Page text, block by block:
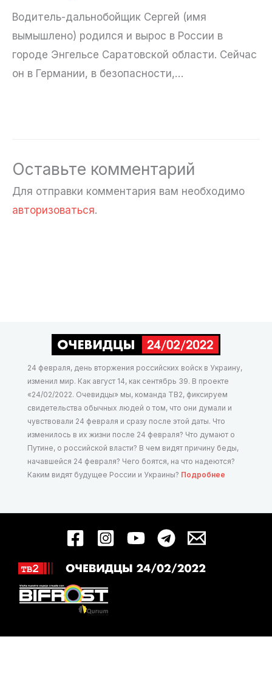
Водитель-дальнобойщик Сергей (имя
вымышлено) родился и вырос в России в
городе Энгельсе Саратовской области. Сейчас
он в Германии, в безопасности,…
Оставьте комментарий
Для отправки комментария вам необходимо
авторизоваться.
24 февраля, день вторжения российских войск в Украину,
изменил мир. Как август 14, как сентябрь 39. В проекте
«24/02/2022. Очевидцы» мы, команда ТВ2, фиксируем
свидетельства обычных людей о том, что они думали и
чувствовали 24 февраля и сразу после этой даты. Что
изменилось в их жизни после 24 февраля? Что думают о
Путине, о российской власти? В чем видят причину беды,
начавшейся 24 февраля? Чего боятся, на что надеются?
Каким видят будущее России и Украины? Подробнее